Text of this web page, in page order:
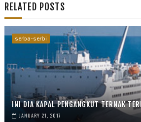
RELATED POSTS
serba-serbi
INI DIA KAPAL PENGANGKUT TERNAK
JANUARY 21, 2017